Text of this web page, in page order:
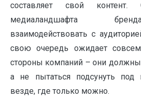
составляет свой контент.
медиаландшафта
взаимодействовать с
свою очередь ожидает
стороны компаний – они
а не пытаться подсунуть
везде, где только можно.